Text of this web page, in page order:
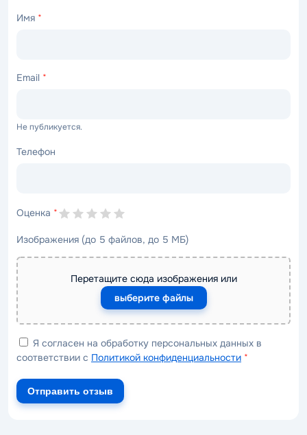
Имя *
Email *
Не публикуется.
Телефон
Оценка *
Изображения (до 5 файлов, до 5 МБ)
Перетащите сюда изображения или
выберите файлы
Я согласен на обработку персональных данных в
соответствии с Политикой конфиденциальности *
Отправить отзыв